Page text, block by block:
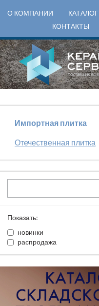
О КОМПАНИИ КАТАЛОГ
КОНТАКТЫ
Импортная плитка
Отечественная плитка
Показать:
новинки
распродажа